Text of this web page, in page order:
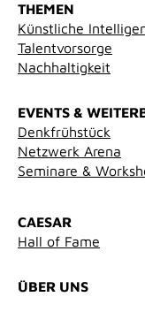
THEMEN
Künstliche
Talentvorsorge
Nachhaltigkeit
EVENTS &
Denkfrühstück
Netzwerk Arena
Seminare &
CAESAR
Hall of Fame
ÜBER UNS